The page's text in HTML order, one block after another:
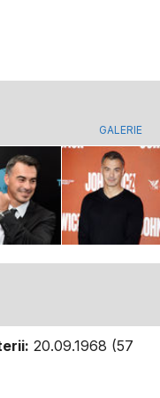
GALERIE
20.09.1968 (57